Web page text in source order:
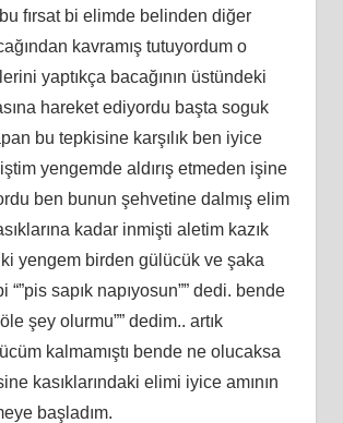
fırsat bi elimde belinden diğer
kavramış tutuyordum o
yaptıkça bacağının üstündeki
hareket ediyordu başta soguk
bu tepkisine karşılık ben iyice
yengemde aldırış etmeden işine
ben bunun şehvetine dalmış elim
kadar inmişti aletim kazık
yengem birden gülücük ve şaka
“”pis sapık napıyosun”” dedi. bende
şey olurmu”” dedim.. artık
kalmamıştı bende ne olucaksa
kasıklarındaki elimi iyice amının
başladım.